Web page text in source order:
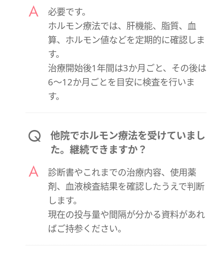
必要です。
ホルモン療法では、肝機能、脂質、血
算、ホルモン値などを定期的に確認しま
す。
治療開始後1年間は3か月ごと、その後は
6〜12か月ごとを目安に検査を行いま
す。
他院でホルモン療法を受けていまし
た。継続できますか？
診断書やこれまでの治療内容、使用薬
剤、血液検査結果を確認したうえで判断
します。
現在の投与量や間隔が分かる資料があれ
ばご持参ください。